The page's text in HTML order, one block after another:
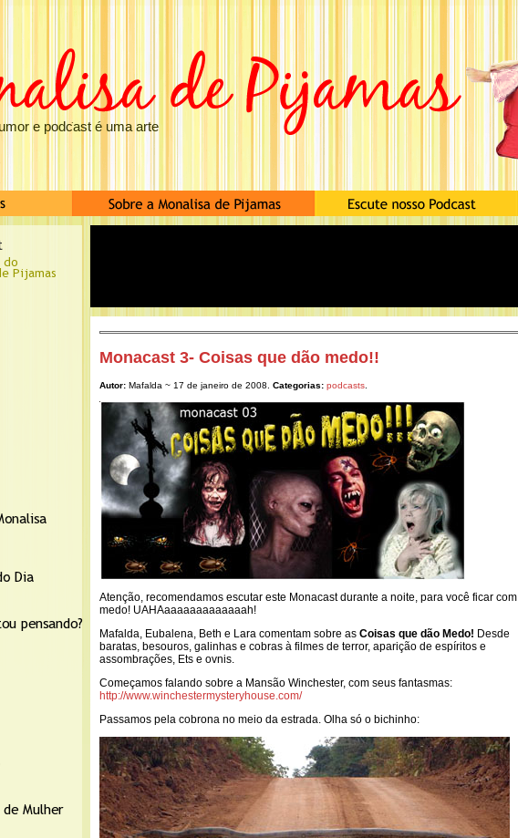
e podcast é uma arte
Monacast 3- Coisas que dão medo!!
Autor: Mafalda ~ 17 de janeiro de 2008. Categorias: podcasts
Atenção, recomendamos escutar este Monacast durante a noite, para você ficar com
medo! UAHAaaaaaaaaaaaaah!
Mafalda, Eubalena, Beth e Lara comentam sobre as Coisas que dão Medo! Desde
baratas, besouros, galinhas e cobras à filmes de terror, aparição de espíritos e
assombrações, Ets e ovnis.
Começamos falando sobre a Mansão Winchester, com seus fantasmas:
http://www.winchestermysteryhouse.com/
Passamos pela cobrona no meio da estrada. Olha só o bichinho: